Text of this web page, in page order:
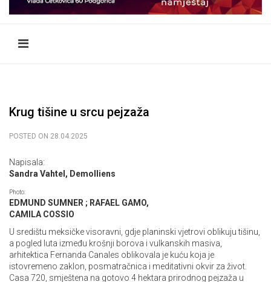
Krug tišine u srcu pejzaža
POSTED ON 28.04.2025
Napisala:
Sandra Vahtel, Demolliens
Photo:
EDMUND SUMNER ; RAFAEL GAMO,
CAMILA COSSIO
U središtu meksičke visoravni, gdje planinski vjetrovi oblikuju tišinu,
a pogled luta između krošnji borova i vulkanskih masiva,
arhitektica Fernanda Canales oblikovala je kuću koja je
istovremeno zaklon, posmatračnica i meditativni okvir za život.
Casa 720, smještena na gotovo 4 hektara prirodnog pejzaža u